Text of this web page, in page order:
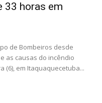
33 horas em
de Bombeiros desde
as causas do incêndio
(6), em Itaquaquecetuba...